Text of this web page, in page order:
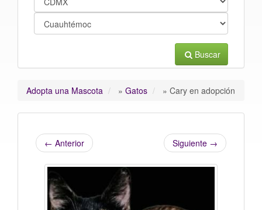
Buscar
Adopta una Mascota » Gatos » Cary en adopción
← Anterior Siguiente →